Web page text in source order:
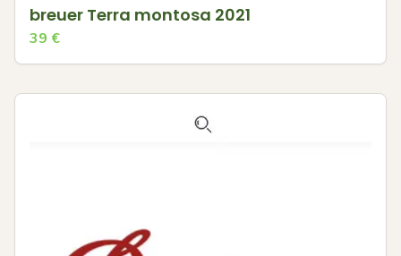
breuer Terra montosa 2021
39 €